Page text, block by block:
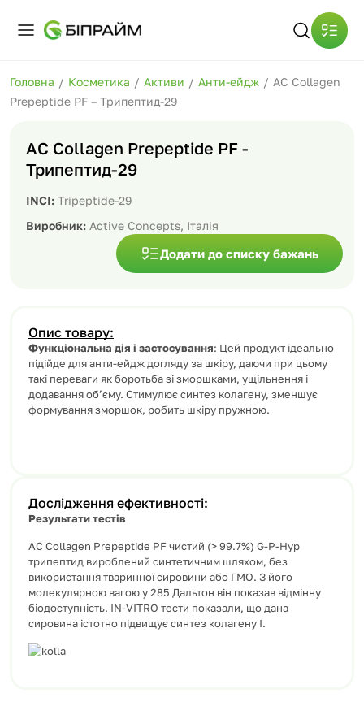
Головна / Косметика / Активи / Анти-ейдж / AC Collagen
Prepeptide PF – Трипептид-29
AC Collagen Prepeptide PF -
Трипептид-29
INCI: Tripeptide-29
Виробник: Active Concepts, Італія
Додати до списку бажань
Опис товару:
Функціональна дія і застосування: Цей продукт ідеально
підійде для анти-ейдж догляду за шкіру, даючи при цьому
такі переваги як боротьба зі зморшками, ущільнення і
додавання об’єму. Стимулює синтез колагену, зменшує
формування зморшок, робить шкіру пружною.
Дослідження ефективності:
Результати тестів
AC Collagen Prepeptide PF чистий (> 99.7%) G-P-Hyp
трипептид вироблений синтетичним шляхом, без
використання тваринної сировини або ГМО. З його
молекулярною вагою у 285 Дальтон він показав відмінну
біодоступність. IN-VITRO тести показали, що дана
сировина істотно підвищує синтез колагену I.